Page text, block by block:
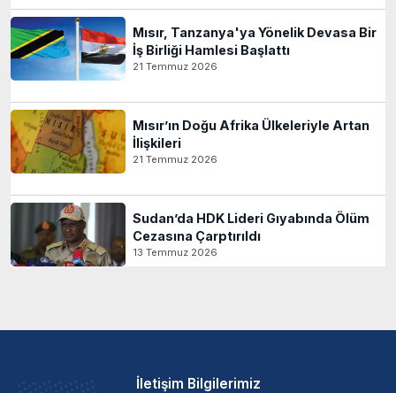
Mısır, Tanzanya'ya Yönelik Devasa Bir
İş Birliği Hamlesi Başlattı
21 Temmuz 2026
Mısır’ın Doğu Afrika Ülkeleriyle Artan
İlişkileri
21 Temmuz 2026
Sudan’da HDK Lideri Gıyabında Ölüm
Cezasına Çarptırıldı
13 Temmuz 2026
İletişim Bilgilerimiz